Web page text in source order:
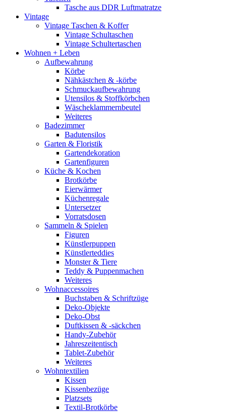
Tasche aus DDR Luftmatratze
Vintage
Vintage Taschen & Koffer
Vintage Schultaschen
Vintage Schultertaschen
Wohnen + Leben
Aufbewahrung
Körbe
Nähkästchen & -körbe
Schmuckaufbewahrung
Utensilos & Stoffkörbchen
Wäscheklammernbeutel
Weiteres
Badezimmer
Badutensilos
Garten & Floristik
Gartendekoration
Gartenfiguren
Küche & Kochen
Brotkörbe
Eierwärmer
Küchenregale
Untersetzer
Vorratsdosen
Sammeln & Spielen
Figuren
Künstlerpuppen
Künstlerteddies
Monster & Tiere
Teddy & Puppenmachen
Weiteres
Wohnaccessoires
Buchstaben & Schriftzüge
Deko-Objekte
Deko-Obst
Duftkissen & -säckchen
Handy-Zubehör
Jahreszeitentisch
Tablet-Zubehör
Weiteres
Wohntextilien
Kissen
Kissenbezüge
Platzsets
Textil-Brotkörbe